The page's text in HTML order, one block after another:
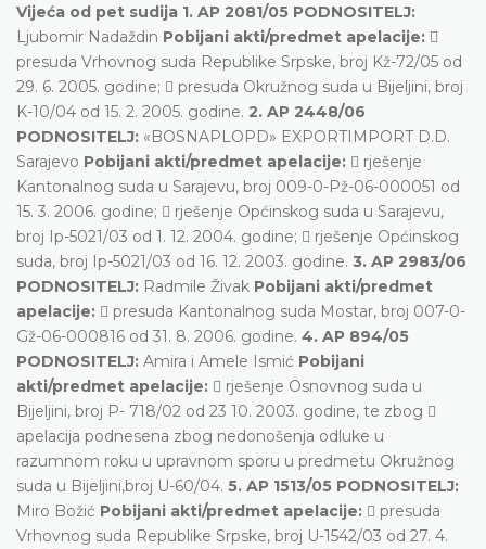
Vijeća od pet sudija 1. AP 2081/05 PODNOSITELJ:
Ljubomir Nadaždin Pobijani akti/predmet apelacije: 
presuda Vrhovnog suda Republike Srpske, broj Kž-72/05 od
29. 6. 2005. godine;  presuda Okružnog suda u Bijeljini, broj
K-10/04 od 15. 2. 2005. godine. 2. AP 2448/06
PODNOSITELJ: «BOSNAPLOPD» EXPORTIMPORT D.D.
Sarajevo Pobijani akti/predmet apelacije:  rješenje
Kantonalnog suda u Sarajevu, broj 009-0-Pž-06-000051 od
15. 3. 2006. godine;  rješenje Općinskog suda u Sarajevu,
broj Ip-5021/03 od 1. 12. 2004. godine;  rješenje Općinskog
suda, broj Ip-5021/03 od 16. 12. 2003. godine. 3. AP 2983/06
PODNOSITELJ: Radmile Živak Pobijani akti/predmet
apelacije:  presuda Kantonalnog suda Mostar, broj 007-0-
Gž-06-000816 od 31. 8. 2006. godine. 4. AP 894/05
PODNOSITELJ: Amira i Amele Ismić Pobijani
akti/predmet apelacije:  rješenje Osnovnog suda u
Bijeljini, broj P- 718/02 od 23 10. 2003. godine, te zbog 
apelacija podnesena zbog nedonošenja odluke u
razumnom roku u upravnom sporu u predmetu Okružnog
suda u Bijeljini,broj U-60/04. 5. AP 1513/05 PODNOSITELJ:
Miro Božić Pobijani akti/predmet apelacije:  presuda
Vrhovnog suda Republike Srpske, broj U-1542/03 od 27. 4.